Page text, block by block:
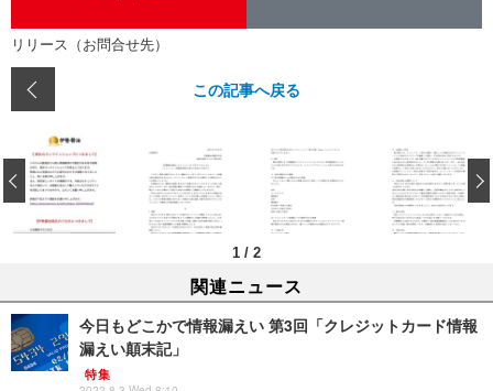
リリース（お問合せ先）
この記事へ戻る
1 / 2
‹
関連ニュース
今日もどこかで情報漏えい 第3回「クレジットカード情報
漏えい顛末記」
特集